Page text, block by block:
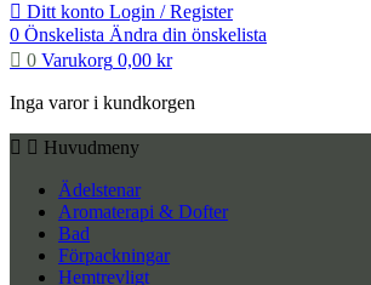
Ditt konto Login / Register
0 Önskelista Ändra din önskelista
0 Varukorg 0,00 kr
Inga varor i kundkorgen
Huvudmeny
Ädelstenar
Aromaterapi & Dofter
Bad
Förpackningar
Hemtrevligt